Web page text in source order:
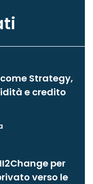
Strategy,
e credito
per
verso le